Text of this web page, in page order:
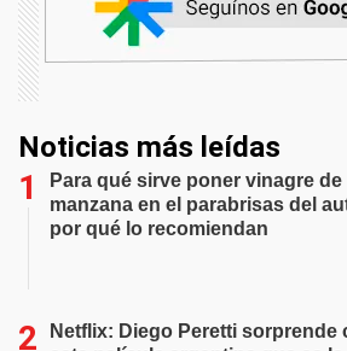
Noticias más leídas
Para qué sirve poner vinagre de
manzana en el parabrisas del
por qué lo recomiendan
Netflix: Diego Peretti sorprende